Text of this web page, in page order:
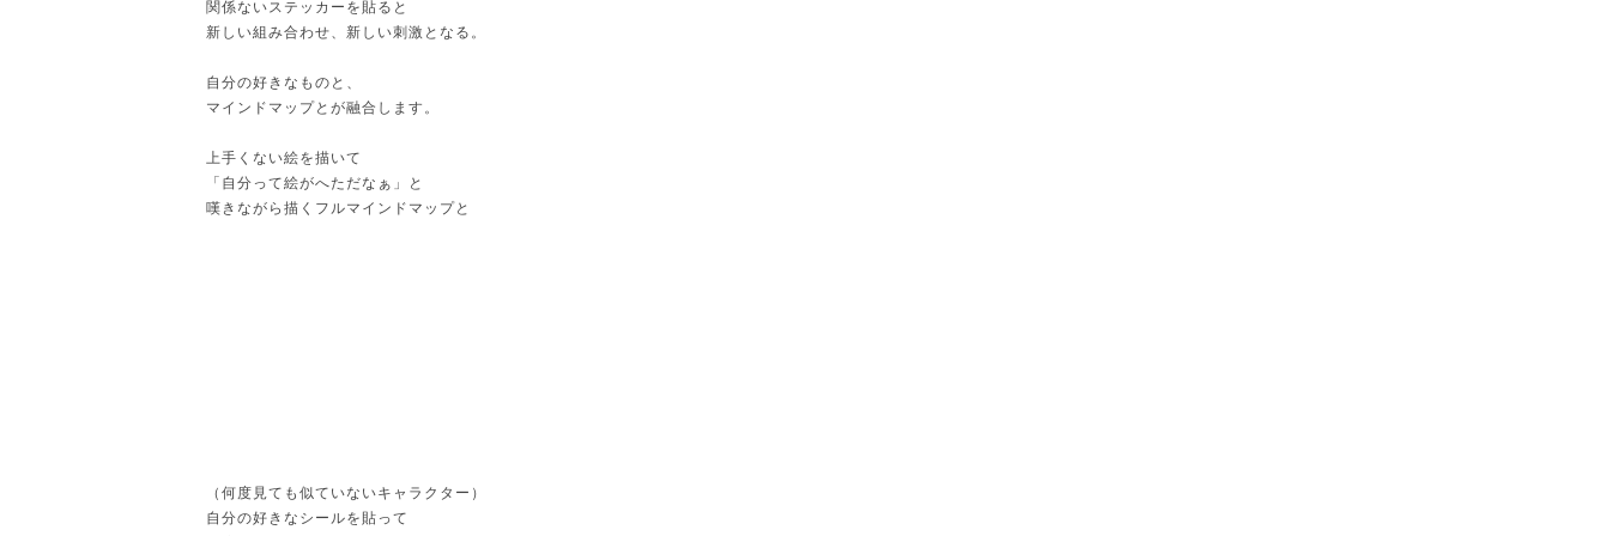
関係ないステッカーを貼ると
新しい組み合わせ、新しい刺激となる。
自分の好きなものと、
マインドマップとが融合します。
上手くない絵を描いて
「自分って絵がへただなぁ」と
嘆きながら描くフルマインドマップと
（何度見ても似ていないキャラクター）
自分の好きなシールを貼って